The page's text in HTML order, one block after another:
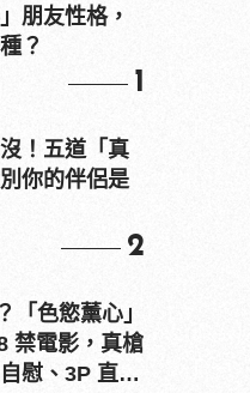
朋友性格，
？
1
！五道「真
你的伴侶是
2
「色慾薰心」
禁電影，真槍
慰、3P 直接